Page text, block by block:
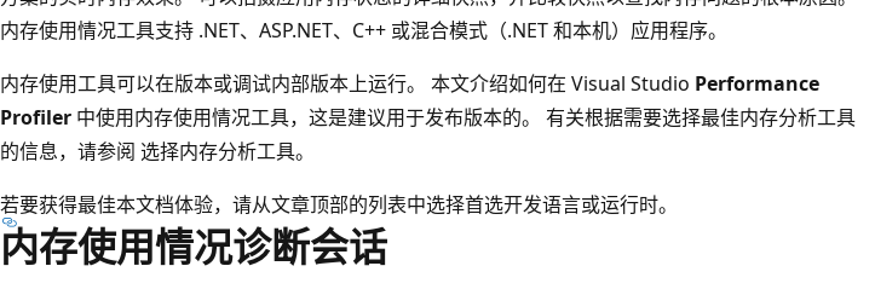
内存使用情况工具支持 .NET、ASP.NET、C++ 或混合模式（.NET 和本机）应用程序。
内存使用工具可以在版本或调试内部版本上运行。 本文介绍如何在 Visual Studio Performance
Profiler 中使用内存使用情况工具，这是建议用于发布版本的。 有关根据需要选择最佳内存分析工具
的信息，请参阅 选择内存分析工具。
若要获得最佳本文档体验，请从文章顶部的列表中选择首选开发语言或运行时。
内存使用情况诊断会话